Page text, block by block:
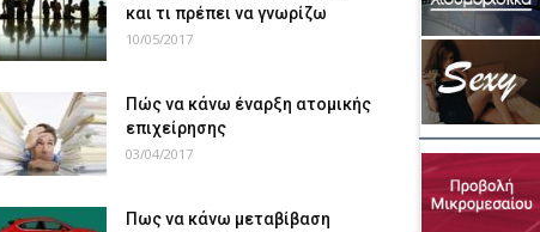
και τι πρέπει να γνωρίζω
10/05/2017
Πώς να κάνω έναρξη ατομικής
επιχείρησης
03/04/2017
Πως να κάνω μεταβίβαση